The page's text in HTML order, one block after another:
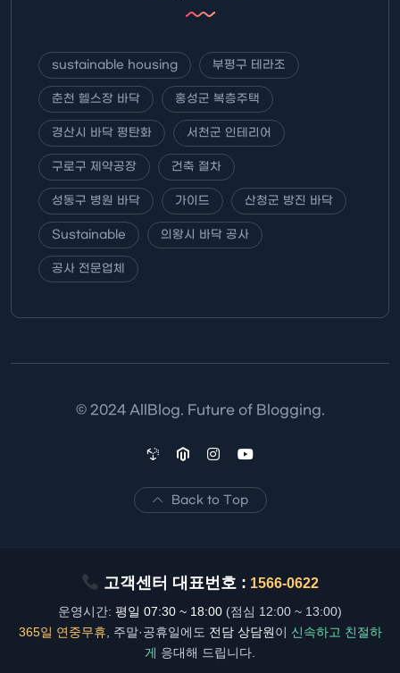
sustainable housing 부평구 테라조
춘천 헬스장 바닥 홍성군 복층주택
경산시 바닥 평탄화 서천군 인테리어
구로구 제약공장 건축 절차
성동구 병원 바닥 가이드 산청군 방진 바닥
Sustainable 의왕시 바닥 공사
공사 전문업체
© 2024 AllBlog. Future of Blogging.
Back to Top
고객센터 대표번호 : 1566-0622
운영시간: 평일 07:30 ~ 18:00 (점심 12:00 ~ 13:00)
365일 연중무휴 , 주말·공휴일에도 전담 상담원이 신속하고 친절하
게 응대해 드립니다.